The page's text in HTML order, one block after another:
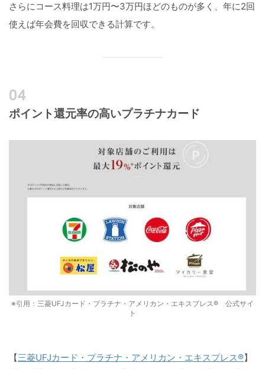
さらにコース料理は1万円〜3万円ほどのものが多く、年に2回
使えば年会費を回収できる計算です。
ポイント還元率の高いプラチナカード
※引用：三菱UFJカード・プラチナ・アメリカン・エキスプレス® 公式サイ
ト
【三菱UFJカード・プラチナ・アメリカン・エキスプレス®】